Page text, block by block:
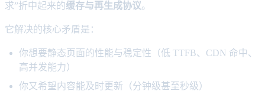
求”折中起来的缓存与再生成协议。
它解决的核心矛盾是：
你想要静态页面的性能与稳定性（低 TTFB、CDN 命中、
高并发能力）
你又希望内容能及时更新（分钟级甚至秒级）